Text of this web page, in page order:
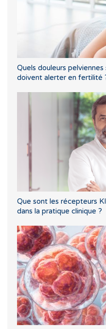
Quels douleurs
doivent alerter en fertilité
Que sont les récepteurs
dans la pratique clinique ?